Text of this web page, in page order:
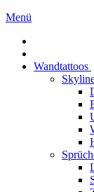
Menü
Wandtattoos